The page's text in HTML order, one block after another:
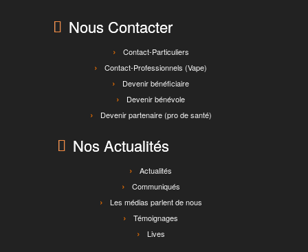
Nous Contacter
Contact-Particuliers
Contact-Professionnels (Vape)
Devenir bénéficiaire
Devenir bénévole
Devenir partenaire (pro de santé)
Nos Actualités
Actualités
Communiqués
Les médias parlent de nous
Témoignages
Lives